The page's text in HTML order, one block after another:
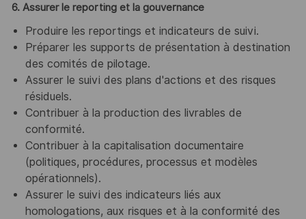
6. Assurer le reporting et la gouvernance
Produire les reportings et indicateurs de suivi.
Préparer les supports de présentation à destination
des comités de pilotage.
Assurer le suivi des plans d'actions et des risques
résiduels.
Contribuer à la production des livrables de
conformité.
Contribuer à la capitalisation documentaire
(politiques, procédures, processus et modèles
opérationnels).
Assurer le suivi des indicateurs liés aux
homologations, aux risques et à la conformité des